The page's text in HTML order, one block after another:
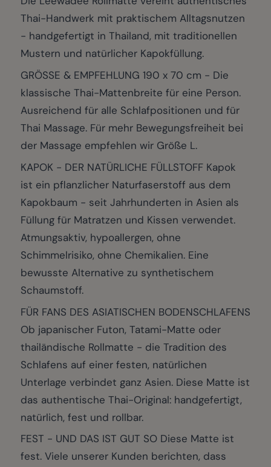
Thai-Handwerk mit praktischem Alltagsnutzen
- handgefertigt in Thailand, mit traditionellen
Mustern und natürlicher Kapokfüllung.
GRÖSSE & EMPFEHLUNG 190 x 70 cm - Die
klassische Thai-Mattenbreite für eine Person.
Ausreichend für alle Schlafpositionen und für
Thai Massage. Für mehr Bewegungsfreiheit bei
der Massage empfehlen wir Größe L.
KAPOK - DER NATÜRLICHE FÜLLSTOFF Kapok
ist ein pflanzlicher Naturfaserstoff aus dem
Kapokbaum - seit Jahrhunderten in Asien als
Füllung für Matratzen und Kissen verwendet.
Atmungsaktiv, hypoallergen, ohne
Schimmelrisiko, ohne Chemikalien. Eine
bewusste Alternative zu synthetischem
Schaumstoff.
FÜR FANS DES ASIATISCHEN BODENSCHLAFENS
Ob japanischer Futon, Tatami-Matte oder
thailändische Rollmatte - die Tradition des
Schlafens auf einer festen, natürlichen
Unterlage verbindet ganz Asien. Diese Matte ist
das authentische Thai-Original: handgefertigt,
natürlich, fest und rollbar.
FEST - UND DAS IST GUT SO Diese Matte ist
fest. Viele unserer Kunden berichten, dass